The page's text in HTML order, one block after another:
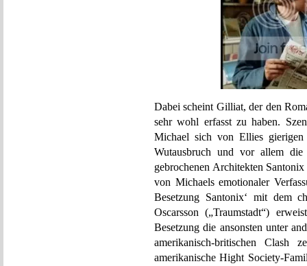
Dabei scheint Gilliat, der den
sehr wohl erfasst zu haben.
Michael sich von Ellies
Wutausbruch und vor allem die
gebrochenen Architekten
von Michaels emotionaler
Besetzung Santonix‘ mit dem
Oscarsson („Traumstadt“)
Besetzung die ansonsten unter
amerikanisch-britischen Clash
amerikanische Hight Society-